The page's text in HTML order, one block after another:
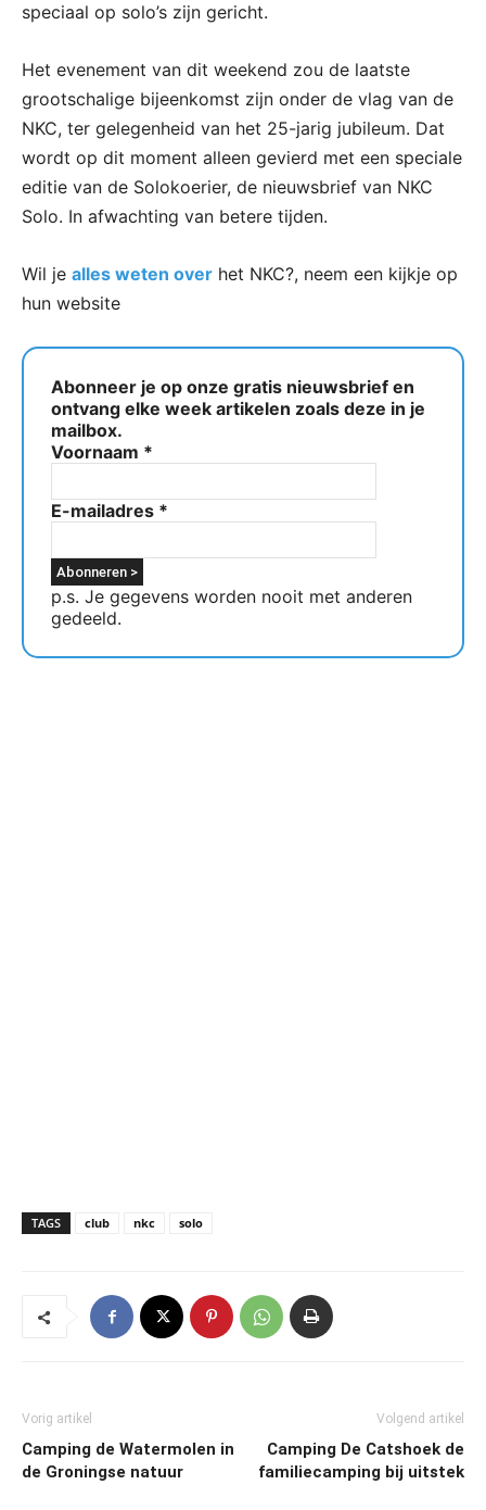
speciaal op solo’s zijn gericht.
Het evenement van dit weekend zou de laatste
grootschalige bijeenkomst zijn onder de vlag van de
NKC, ter gelegenheid van het 25-jarig jubileum. Dat
wordt op dit moment alleen gevierd met een speciale
editie van de Solokoerier, de nieuwsbrief van NKC
Solo. In afwachting van betere tijden.
Wil je alles weten over het NKC?, neem een kijkje op
hun website
Abonneer je op onze gratis nieuwsbrief en
ontvang elke week artikelen zoals deze in je
mailbox.
Voornaam *
E-mailadres *
p.s. Je gegevens worden nooit met anderen
gedeeld.
TAGS club nkc solo
Vorig artikel
Camping de Watermolen in
de Groningse natuur
Volgend artikel
Camping De Catshoek de
familiecamping bij uitstek